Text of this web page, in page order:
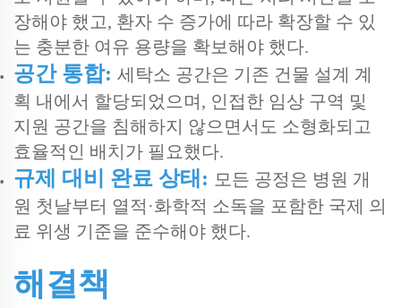
장해야 했고, 환자 수 증가에 따라 확장할 수 있
는 충분한 여유 용량을 확보해야 했다.
공간 통합: 세탁소 공간은 기존 건물 설계 계
획 내에서 할당되었으며, 인접한 임상 구역 및
지원 공간을 침해하지 않으면서도 소형화되고
효율적인 배치가 필요했다.
규제 대비 완료 상태: 모든 공정은 병원 개
원 첫날부터 열적·화학적 소독을 포함한 국제 의
료 위생 기준을 준수해야 했다.
해결책